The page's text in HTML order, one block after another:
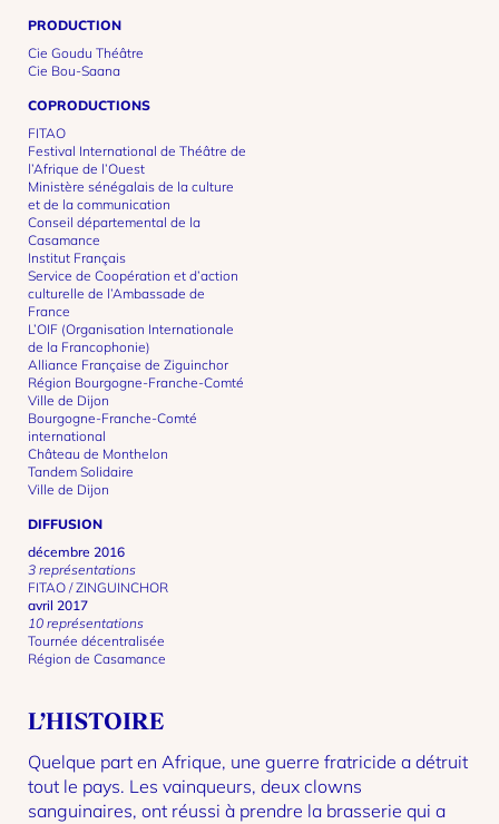
PRODUCTION
Cie Goudu Théâtre
Cie Bou-Saana
COPRODUCTIONS
FITAO
Festival International de Théâtre de
l’Afrique de l’Ouest
Ministère sénégalais de la culture
et de la communication
Conseil départemental de la
Casamance
Institut Français
Service de Coopération et d’action
culturelle de l’Ambassade de
France
L’OIF (Organisation Internationale
de la Francophonie)
Alliance Française de Ziguinchor
Région Bourgogne-Franche-Comté
Ville de Dijon
Bourgogne-Franche-Comté
international
Château de Monthelon
Tandem Solidaire
Ville de Dijon
DIFFUSION
décembre 2016
3 représentations
FITAO / ZINGUINCHOR
avril 2017
10 représentations
Tournée décentralisée
Région de Casamance
L’HISTOIRE
Quelque part en Afrique, une guerre fratricide a détruit
tout le pays. Les vainqueurs, deux clowns
sanguinaires, ont réussi à prendre la brasserie qui a